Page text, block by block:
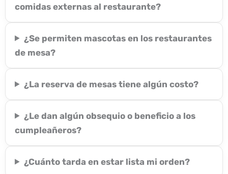
comidas externas al restaurante?
¿Se permiten mascotas en los restaurantes
de mesa?
¿La reserva de mesas tiene algún costo?
¿Le dan algún obsequio o beneficio a los
cumpleañeros?
¿Cuánto tarda en estar lista mi orden?